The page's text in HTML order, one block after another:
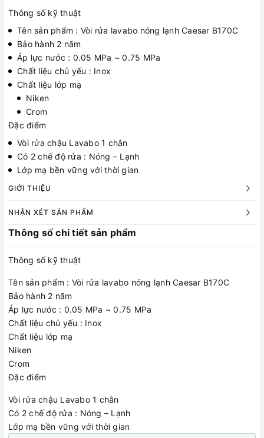
Thông số kỹ thuật
Tên sản phẩm : Vòi rửa lavabo nóng lạnh Caesar B170C
Bảo hành 2 năm
Áp lực nước : 0.05 MPa ~ 0.75 MPa
Chất liệu chủ yếu : Inox
Chất liệu lớp mạ
Niken
Crom
Đặc điểm
Vòi rửa chậu Lavabo 1 chân
Có 2 chế độ rửa : Nóng – Lạnh
Lớp mạ bền vững với thời gian
GIỚI THIỆU
NHẬN XÉT SẢN PHẨM
Thông số chi tiết sản phẩm
Thông số kỹ thuật
Tên sản phẩm : Vòi rửa lavabo nóng lạnh Caesar B170C
Bảo hành 2 năm
Áp lực nước : 0.05 MPa ~ 0.75 MPa
Chất liệu chủ yếu : Inox
Chất liệu lớp mạ
Niken
Crom
Đặc điểm
Vòi rửa chậu Lavabo 1 chân
Có 2 chế độ rửa : Nóng – Lạnh
Lớp mạ bền vững với thời gian